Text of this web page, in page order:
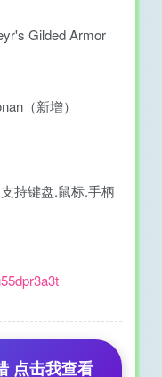
Gilded Armor
（新增）
持键盘.鼠标.手柄
点击我查看